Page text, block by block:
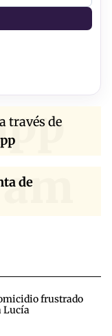
través de
de
frustrado
Lucía